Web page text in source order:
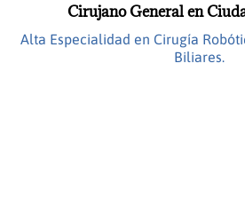
Cirujano General en
Alta Especialidad en Cirugía
Biliares.